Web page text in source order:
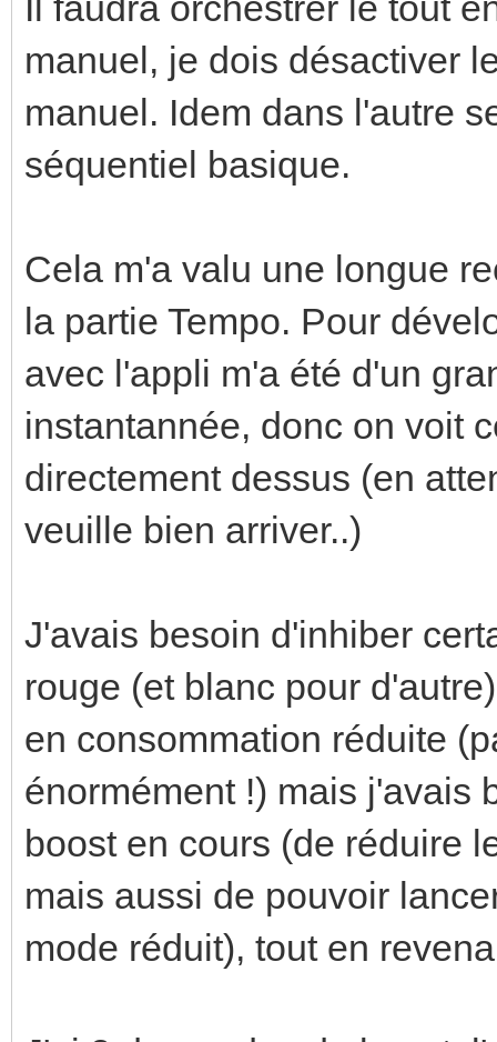
manuel, je dois désactiver
manuel. Idem dans l'autre
séquentiel basique.
Cela m'a valu une longue
la partie Tempo. Pour
avec l'appli m'a été d'un
instantannée, donc on voit
directement dessus (en
veuille bien arriver..)
J'avais besoin d'inhiber
rouge (et blanc pour
en consommation réduite
énormément !) mais j'avais
boost en cours (de réduire
mais aussi de pouvoir
mode réduit), tout en